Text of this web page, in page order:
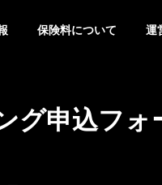
保険料について 運
グ申込フォ